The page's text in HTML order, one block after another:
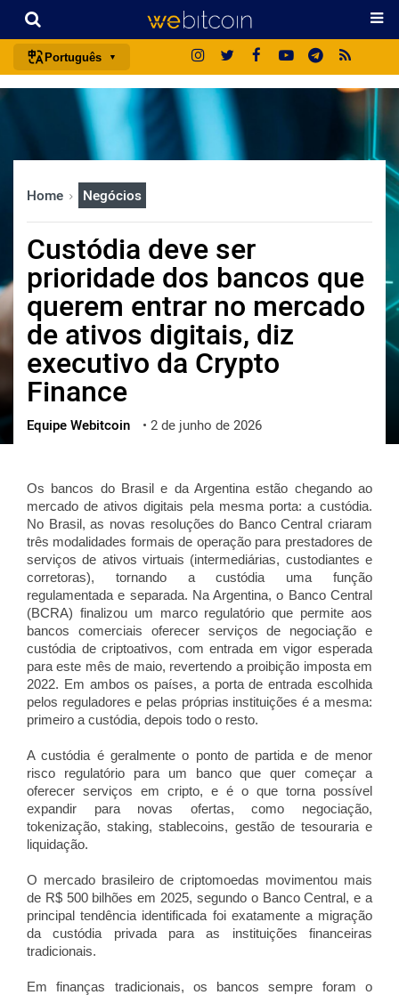
Português
português (BR)
english
español
italiano
日本語
中文
русский
한국어
العربية
ไทย
ქართული
Home Negócios
Custódia deve ser
prioridade dos bancos que
querem entrar no mercado
de ativos digitais, diz
executivo da Crypto
Finance
Equipe Webitcoin • 2 de junho de 2026
Os bancos do Brasil e da Argentina estão chegando ao
mercado de ativos digitais pela mesma porta: a custódia.
No Brasil, as novas resoluções do Banco Central criaram
três modalidades formais de operação para prestadores de
serviços de ativos virtuais (intermediárias, custodiantes e
corretoras), tornando a custódia uma função
regulamentada e separada. Na Argentina, o Banco Central
(BCRA) finalizou um marco regulatório que permite aos
bancos comerciais oferecer serviços de negociação e
custódia de criptoativos, com entrada em vigor esperada
para este mês de maio, revertendo a proibição imposta em
2022. Em ambos os países, a porta de entrada escolhida
pelos reguladores e pelas próprias instituições é a mesma:
primeiro a custódia, depois todo o resto.
A custódia é geralmente o ponto de partida e de menor
risco regulatório para um banco que quer começar a
oferecer serviços em cripto, e é o que torna possível
expandir para novas ofertas, como negociação,
tokenização, staking, stablecoins, gestão de tesouraria e
liquidação.
O mercado brasileiro de criptomoedas movimentou mais
de R$ 500 bilhões em 2025, segundo o Banco Central, e a
principal tendência identificada foi exatamente a migração
da custódia privada para as instituições financeiras
tradicionais.
Em finanças tradicionais, os bancos sempre foram o